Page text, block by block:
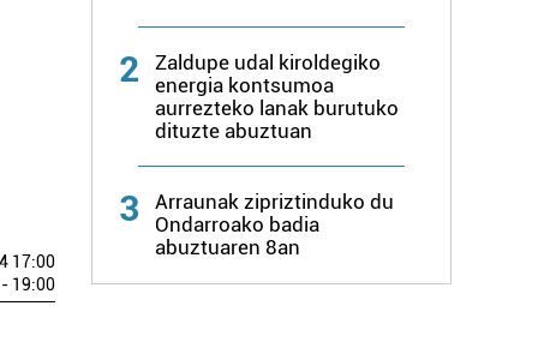
17:00
- 19:00
2
Zaldupe udal kiroldegiko
energia kontsumoa
aurrezteko lanak burutuko
dituzte abuztuan
3
Arraunak zipriztinduko du
Ondarroako badia
abuztuaren 8an